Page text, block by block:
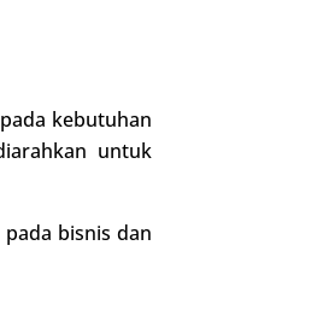
kebutuhan
untuk
bisnis dan